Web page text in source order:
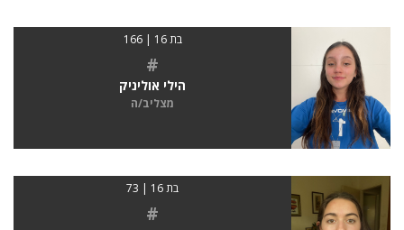
בת 16 | 166
#
הילי אוליניק
מצליב/ה
בת 16 | 73
#